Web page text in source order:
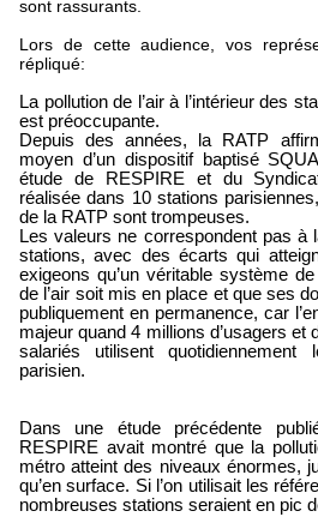
sont rassurants.
Lors de cette audience, vos
répliqué:
La pollution de l’air à l’intérieur des
est préoccupante.
Depuis des années, la RATP
moyen d’un dispositif baptisé
étude de RESPIRE et du
réalisée dans 10 stations
de la RATP sont trompeuses.
Les valeurs ne correspondent pas à
stations, avec des écarts qui
exigeons qu’un véritable système
de l’air soit mis en place et que ses
publiquement en permanence, car
majeur quand 4 millions d’usagers et
salariés utilisent
parisien.
Dans une étude précédente
RESPIRE avait montré que la
métro atteint des niveaux énormes,
qu’en surface. Si l’on utilisait les
nombreuses stations seraient en pic